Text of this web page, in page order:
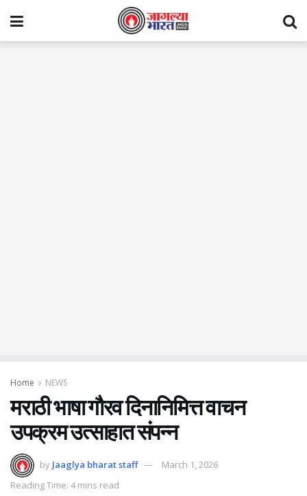
Home NEWS
मराठी भाषा गौरव दिनानिमित्त वाचन
उपक्रम उत्साहात संपन्न
by Jaaglya bharat staff
March 1, 2026
Reading Time: 4 mins read